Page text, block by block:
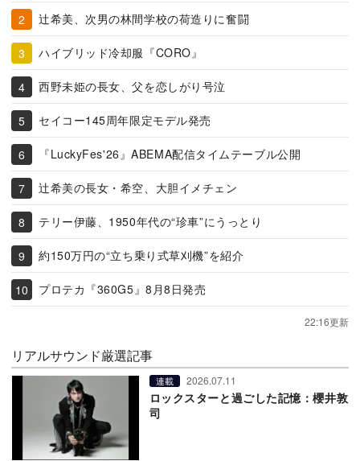
辻希美、次男の林間学校の荷造りに奮闘
ハイブリッド冷却服『CORO』
西野未姫の長女、父を恋しがり号泣
セイコー145周年限定モデル発売
『LuckyFes'26』ABEMA配信タイムテーブル公開
辻希美の長女・希空、大胆イメチェン
テリー伊藤、1950年代の“珍車”にうっとり
約150万円の“立ち乗り式草刈機”を紹介
プロテカ『360G5』8月8日発売
22:16更新
リアルサウンド厳選記事
連載 2026.07.11
ロックスターと過ごした記憶：櫻井敦
司